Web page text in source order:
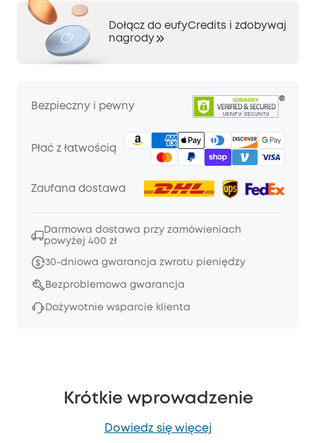
Dołącz do eufyCredits i zdobywaj
nagrody
Bezpieczny i pewny
Płać z łatwością
Zaufana dostawa
Darmowa dostawa przy zamówieniach
powyżej 400 zł
30-dniowa gwarancja zwrotu pieniędzy
Bezproblemowa gwarancja
Dożywotnie wsparcie klienta
Krótkie wprowadzenie
Dowiedz się więcej